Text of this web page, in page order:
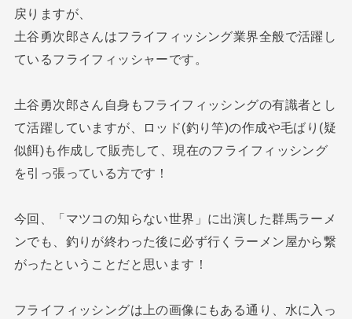
戻りますが、
土谷勇次郎さんはフライフィッシング業界全般で活躍し
ているフライフィッシャーです。
土谷勇次郎さん自身もフライフィッシングの有識者とし
て活躍していますが、ロッド(釣り竿)の作成や毛ばり(疑
似餌)も作成して販売して、現在のフライフィッシング
を引っ張っている方です！
今回、「マツコの知らない世界」に出演した群馬ラーメ
ンでも、釣りが終わった後に必ず行くラーメン屋から繋
がったということだと思います！
フライフィッシングは上の画像にもある通り、水に入っ